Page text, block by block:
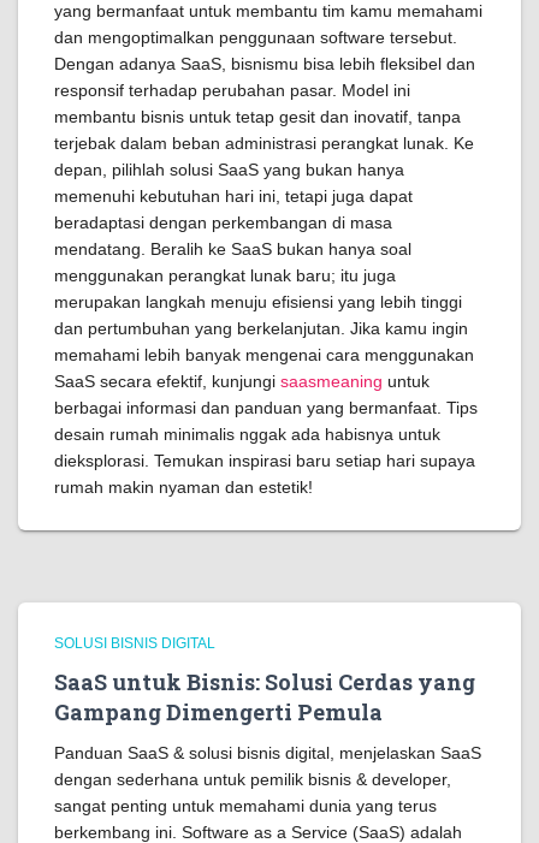
yang bermanfaat untuk membantu tim kamu memahami
dan mengoptimalkan penggunaan software tersebut.
Dengan adanya SaaS, bisnismu bisa lebih fleksibel dan
responsif terhadap perubahan pasar. Model ini
membantu bisnis untuk tetap gesit dan inovatif, tanpa
terjebak dalam beban administrasi perangkat lunak. Ke
depan, pilihlah solusi SaaS yang bukan hanya
memenuhi kebutuhan hari ini, tetapi juga dapat
beradaptasi dengan perkembangan di masa
mendatang. Beralih ke SaaS bukan hanya soal
menggunakan perangkat lunak baru; itu juga
merupakan langkah menuju efisiensi yang lebih tinggi
dan pertumbuhan yang berkelanjutan. Jika kamu ingin
memahami lebih banyak mengenai cara menggunakan
SaaS secara efektif, kunjungi saasmeaning untuk
berbagai informasi dan panduan yang bermanfaat. Tips
desain rumah minimalis nggak ada habisnya untuk
dieksplorasi. Temukan inspirasi baru setiap hari supaya
rumah makin nyaman dan estetik!
SOLUSI BISNIS DIGITAL
SaaS untuk Bisnis: Solusi Cerdas yang
Gampang Dimengerti Pemula
Panduan SaaS & solusi bisnis digital, menjelaskan SaaS
dengan sederhana untuk pemilik bisnis & developer,
sangat penting untuk memahami dunia yang terus
berkembang ini. Software as a Service (SaaS) adalah